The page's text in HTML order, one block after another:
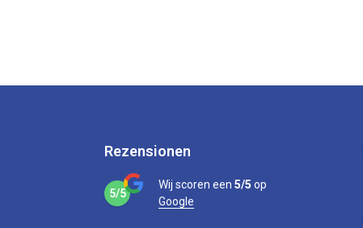
Rezensionen
5/5
Wij scoren een 5/5 op
Google